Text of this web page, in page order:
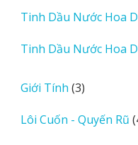
Tinh Dầu Nước Hoa
Tinh Dầu Nước Hoa
Giới Tính 33
phẩm
Lôi Cuốn - Quyến Rũ